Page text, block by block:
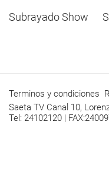
Subrayado Show
Terminos y condiciones
Saeta TV Canal 10,
Tel: 24102120 |